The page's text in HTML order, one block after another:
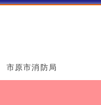
市原市消防局